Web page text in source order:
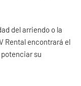
del arriendo o la
Rental encontrará el
su